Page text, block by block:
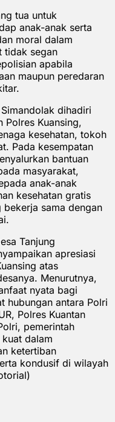
tua untuk
anak-anak serta
moral dalam
tidak segan
apabila
maupun peredaran
dihadiri
Polres Kuansing,
kesehatan, tokoh
Pada kesempatan
bantuan
masyarakat,
anak-anak
kesehatan gratis
bekerja sama dengan
Tanjung
apresiasi
atas
Menurutnya,
nyata bagi
hubungan antara Polri
Polres Kuantan
pemerintah
dalam
ketertiban
kondusif di wilayah